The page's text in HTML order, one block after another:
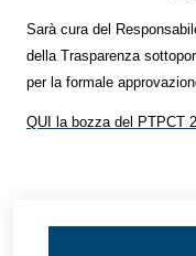
Sarà cura del
della Trasparenza
per la formale
QUI la bozza del PTPCT